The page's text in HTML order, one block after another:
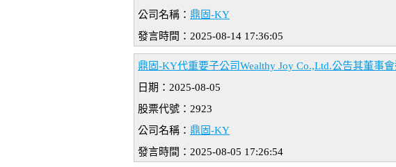
公司名稱： 鼎固-KY
發言時間：2025-08-14 17:36:05
鼎固-KY代重要子公司Wealthy Joy Co.,Ltd.公告其董事
日期：2025-08-05
股票代號：2923
公司名稱： 鼎固-KY
發言時間：2025-08-05 17:26:54